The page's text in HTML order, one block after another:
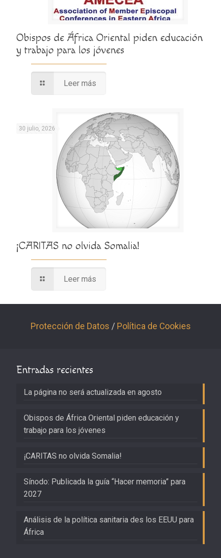
Obispos de África Oriental piden educación
y trabajo para los jóvenes
Leer más
30 julio, 2026
¡CARITAS no olvida Somalia!
Leer más
Protección de Datos / Política de Cookies
Entradas recientes
La página no será actualizada en agosto
Obispos de África Oriental piden educación y
trabajo para los jóvenes
¡CARITAS no olvida Somalia!
Sínodo: Publicada la guía “Hacer memoria” para
2027
Análisis de la política sanitaria des los EEUU para
África